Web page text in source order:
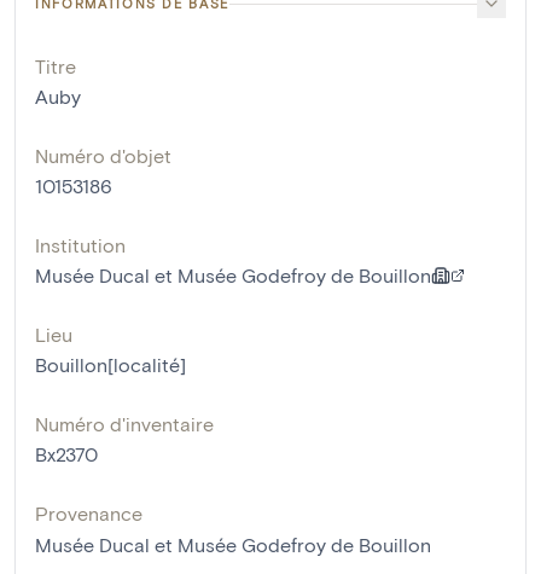
Titre
Auby
Numéro d'objet
10153186
Institution
Musée Ducal et Musée Godefroy de Bouillon
Lieu
Bouillon[localité]
Numéro d'inventaire
Bx2370
Provenance
Musée Ducal et Musée Godefroy de Bouillon